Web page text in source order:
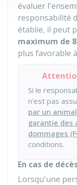
évaluer
responsabilité
établie, il peut
maximum de
plus favorable
Si le
n'est pas
par un
garantie des
dommages
conditions.
En cas de
Lorsqu'une